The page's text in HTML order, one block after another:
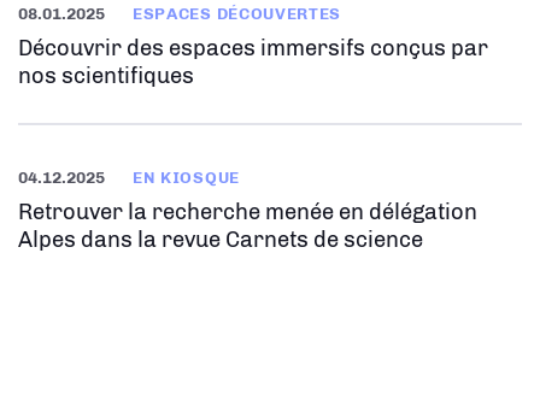
08.01.2025 ESPACES DÉCOUVERTES
Découvrir des espaces immersifs conçus par
nos scientifiques
04.12.2025 EN KIOSQUE
Retrouver la recherche menée en délégation
Alpes dans la revue Carnets de science